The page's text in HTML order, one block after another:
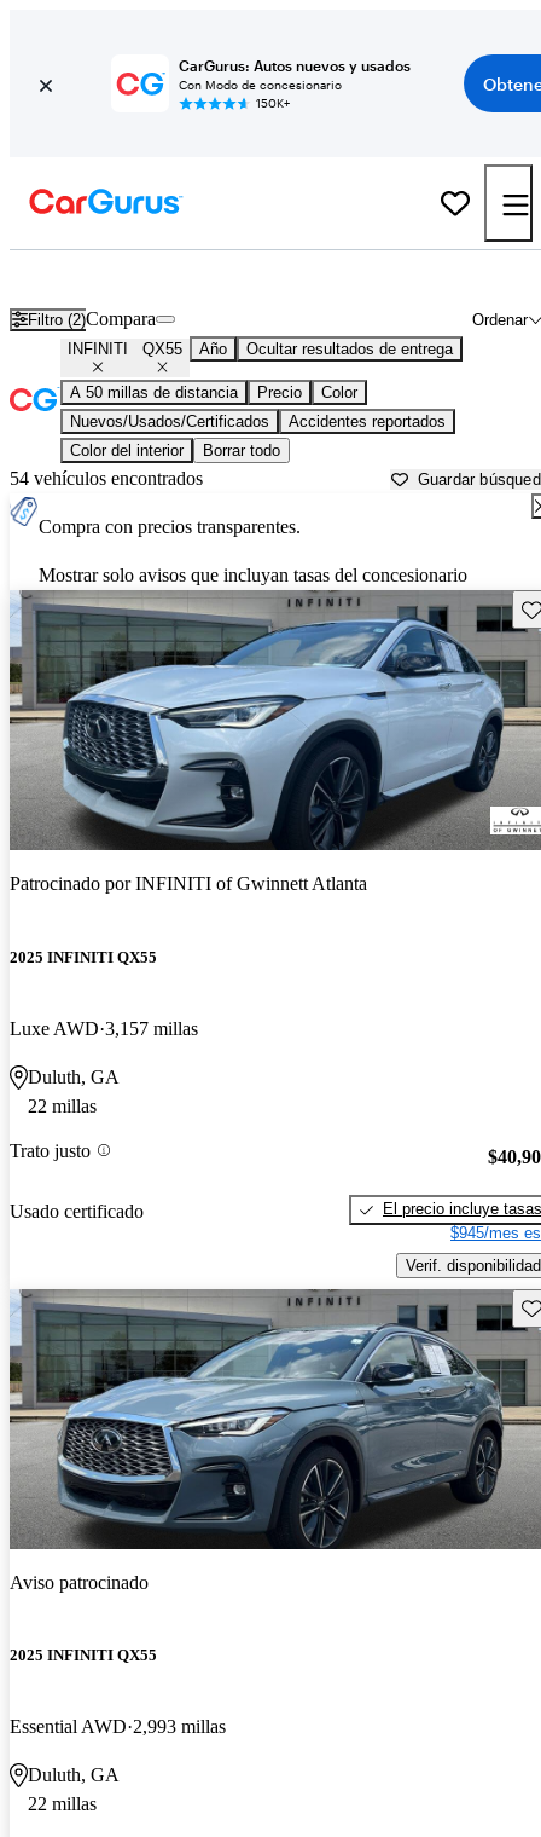
CarGurus: Autos nuevos y usados
Con Modo de concesionario
150K+
Filtro (2) Ordenar
Compara
INFINITI QX55 Año Ocultar resultados de entrega
A 50 millas de distancia Precio
Color
Nuevos/Usados/Certificados
Accidentes reportados
Color del interior
Borrar todo
54 vehículos encontrados Guardar
Compra con precios transparentes.
Mostrar solo avisos que incluyan tasas del concesionario
Patrocinado porINFINITI of Gwinnett Atlanta
2025 INFINITI QX55
Luxe AWD 3,157 millas
Duluth, GA
22 millas
Trato justo
Usado certificado
El precio incluye tasas
$945/mes
Verif. disponibilidad
Aviso patrocinado
2025 INFINITI QX55
Essential AWD 2,993 millas
Duluth, GA
22 millas